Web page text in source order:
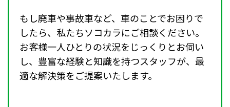
もし廃車や事故車など、車のことでお困りで
したら、私たちソコカラにご相談ください。
お客様一人ひとりの状況をじっくりとお伺い
し、豊富な経験と知識を持つスタッフが、最
適な解決策をご提案いたします。